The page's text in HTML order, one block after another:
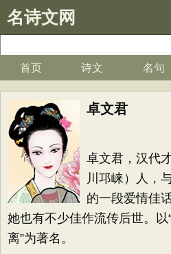
名诗文网
首页 诗文 名句
卓文君
卓文君，汉代
川邛崃）人，
的一段爱情佳
她也有不少佳作流传后世。以
离”为著名。